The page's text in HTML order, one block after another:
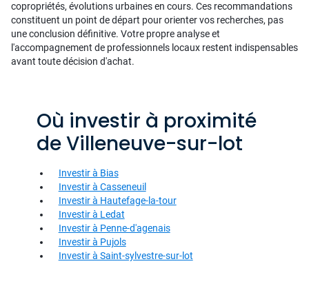
copropriétés, évolutions urbaines en cours. Ces recommandations
constituent un point de départ pour orienter vos recherches, pas
une conclusion définitive. Votre propre analyse et
l'accompagnement de professionnels locaux restent indispensables
avant toute décision d'achat.
Où investir à proximité
de Villeneuve-sur-lot
Investir à Bias
Investir à Casseneuil
Investir à Hautefage-la-tour
Investir à Ledat
Investir à Penne-d'agenais
Investir à Pujols
Investir à Saint-sylvestre-sur-lot